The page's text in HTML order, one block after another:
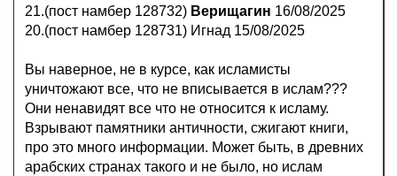
21.(пост намбер 128732) Верищагин 16/08/2025
20.(пост намбер 128731) Игнад 15/08/2025
Вы наверное, не в курсе, как исламисты
уничтожают все, что не вписывается в ислам???
Они ненавидят все что не относится к исламу.
Взрывают памятники античности, сжигают книги,
про это много информации. Может быть, в древних
арабских странах такого и не было, но ислам